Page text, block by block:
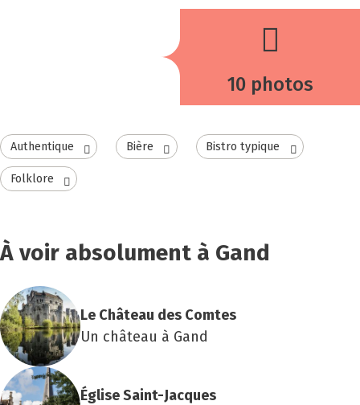
10 photos
Authentique Bière Bistro typique
Folklore
À voir absolument à Gand
Le Châ­teau des Comtes
Un château à Gand
Église Saint-Jacques